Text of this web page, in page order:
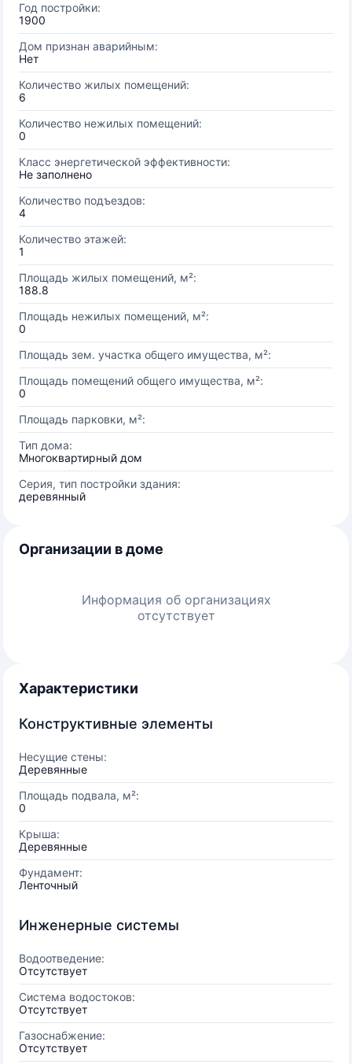
Год постройки:
1900
Дом признан аварийным:
Нет
Количество жилых помещений:
6
Количество нежилых помещений:
0
Класс энергетической эффективности:
Не заполнено
Количество подъездов:
4
Количество этажей:
1
Площадь жилых помещений, м²:
188.8
Площадь нежилых помещений, м²:
0
Площадь зем. участка общего имущества, м²:
Площадь помещений общего имущества, м²:
0
Площадь парковки, м²:
Тип дома:
Многоквартирный дом
Серия, тип постройки здания:
деревянный
Организации в доме
Информация об организациях
отсутствует
Характеристики
Конструктивные элементы
Несущие стены:
Деревянные
Площадь подвала, м²:
0
Крыша:
Деревянные
Фундамент:
Ленточный
Инженерные системы
Водоотведение:
Отсутствует
Система водостоков:
Отсутствует
Газоснабжение:
Отсутствует